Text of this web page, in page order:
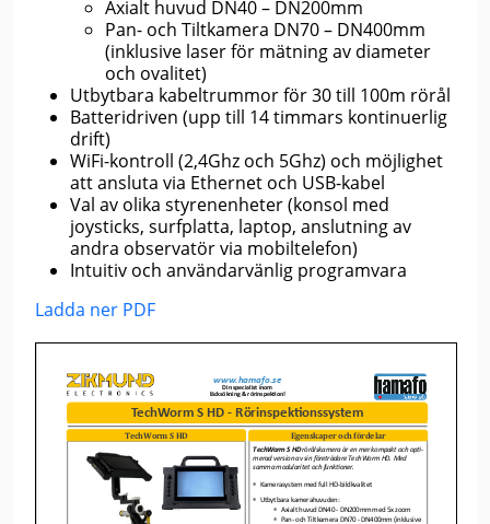
Axialt huvud DN40 – DN200mm
Pan- och Tiltkamera DN70 – DN400mm
(inklusive laser för mätning av diameter
och ovalitet)
Utbytbara kabeltrummor för 30 till 100m rörål
Batteridriven (upp till 14 timmars kontinuerlig
drift)
WiFi-kontroll (2,4Ghz och 5Ghz) och möjlighet
att ansluta via Ethernet och USB-kabel
Val av olika styrenenheter (konsol med
joysticks, surfplatta, laptop, anslutning av
andra observatör via mobiltelefon)
Intuitiv och användarvänlig programvara
Ladda ner PDF